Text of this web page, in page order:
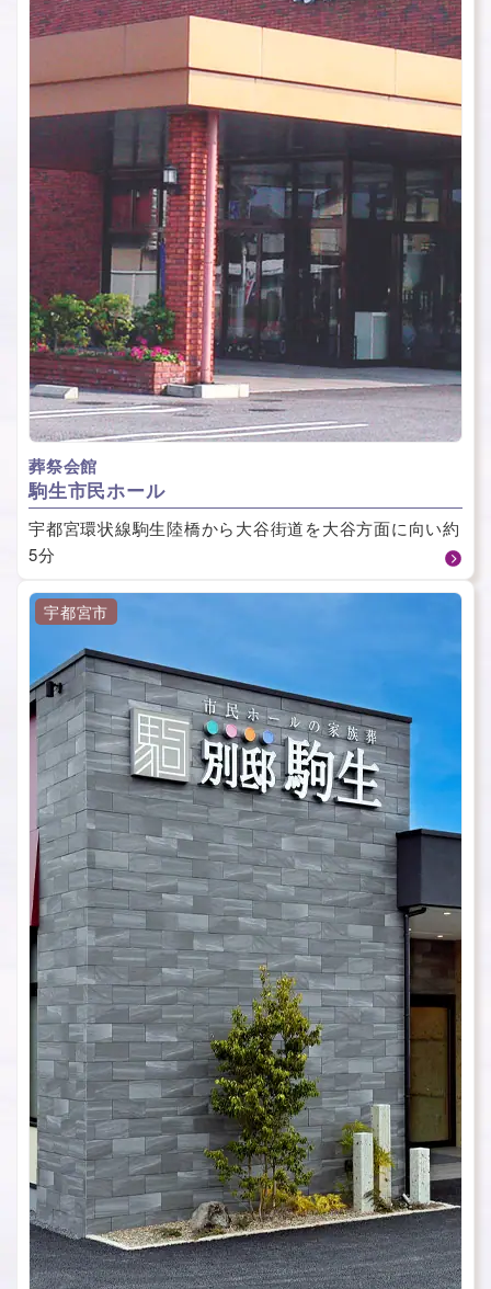
葬祭会館
駒⽣市⺠ホール
宇都宮環状線駒生陸橋から大谷街道を大谷方面に向い約
5分
宇都宮市